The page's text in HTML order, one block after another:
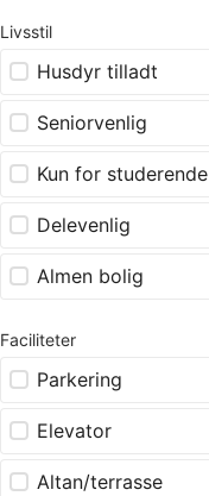
Livsstil
Husdyr tilladt
Seniorvenlig
Kun for studerende
Delevenlig
Almen bolig
Faciliteter
Parkering
Elevator
Altan/terrasse